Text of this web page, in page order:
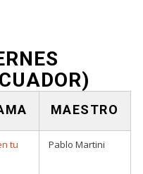
MAESTRO
tu
Pablo Martini